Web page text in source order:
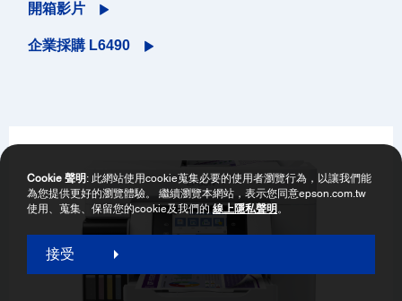
開箱影片
企業採購 L6490
Cookie 聲明 : 此網站使用cookie蒐集必要的使用者瀏覽行為，以讓我們能
為您提供更好的瀏覽體驗。 繼續瀏覽本網站，表示您同意epson.com.tw
使用、蒐集、保留您的cookie及我們的線上隱私聲明 。
接受